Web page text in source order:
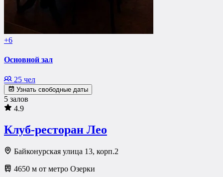
+6
Основной зал
25 чел
Узнать свободные даты
5 залов
4.9
Клуб-ресторан Лео
Байконурская улица 13, корп.2
4650 м от метро Озерки